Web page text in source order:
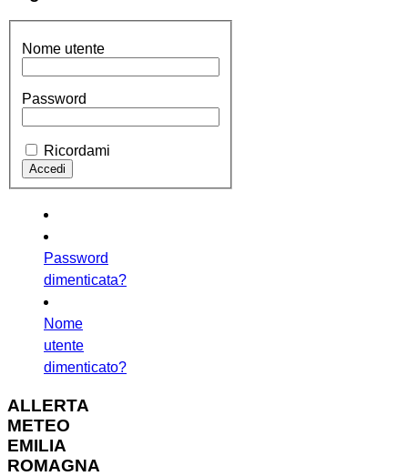
Nome utente
Password
Ricordami
Password
dimenticata?
Nome
utente
dimenticato?
ALLERTA
METEO
EMILIA
ROMAGNA